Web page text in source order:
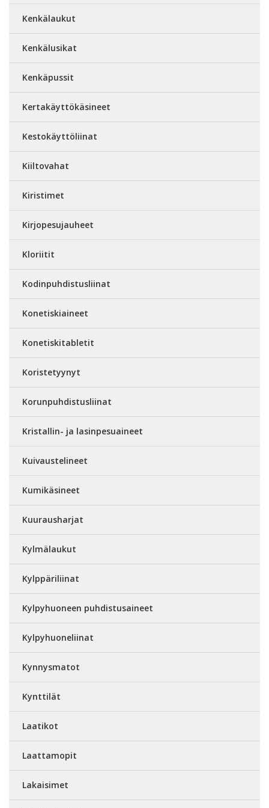
Kenkälaukut
Kenkälusikat
Kenkäpussit
Kertakäyttökäsineet
Kestokäyttöliinat
Kiiltovahat
Kiristimet
Kirjopesujauheet
Kloriitit
Kodinpuhdistusliinat
Konetiskiaineet
Konetiskitabletit
Koristetyynyt
Korunpuhdistusliinat
Kristallin- ja lasinpesuaineet
Kuivaustelineet
Kumikäsineet
Kuurausharjat
Kylmälaukut
Kylppäriliinat
Kylpyhuoneen puhdistusaineet
Kylpyhuoneliinat
Kynnysmatot
Kynttilät
Laatikot
Laattamopit
Lakaisimet